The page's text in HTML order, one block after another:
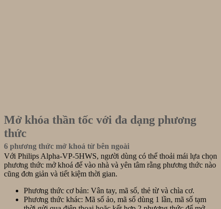
Mở khóa thần tốc với đa dạng phương
thức
6 phương thức mở khoá từ bên ngoài
Với Philips Alpha-VP-5HWS, người dùng có thể thoải mái lựa chọn
phương thức mở khoá để vào nhà và yên tâm rằng phương thức nào
cũng đơn giản và tiết kiệm thời gian.
Phương thức cơ bản: Vân tay, mã số, thẻ từ và chìa cơ.
Phương thức khác: Mã số ảo, mã số dùng 1 lần, mã số tạm